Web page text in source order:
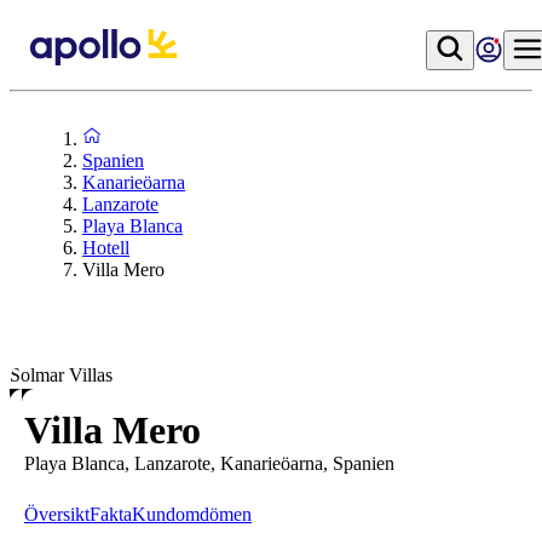
Spanien
Kanarieöarna
Lanzarote
Playa Blanca
Hotell
Villa Mero
Solmar Villas
Villa Mero
Playa Blanca, Lanzarote, Kanarieöarna, Spanien
ÖversiktFaktaKundomdömen